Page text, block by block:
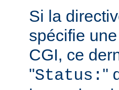
Si la
spécifie
CGI, ce
"Status: "